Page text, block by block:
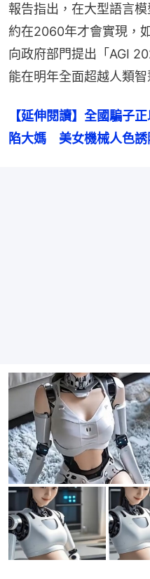
報告指出，在大型語言
約在2060年才會實現，
向政府部門提出「AGI
能在明年全面超越人類智
【延伸閱讀】全國騙子
陷大媽　美女機械人色